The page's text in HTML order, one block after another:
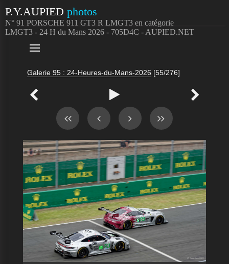
P.Y.AUPIED photos
N° 91 PORSCHE 911 GT3 R LMGT3 en catégorie
LMGT3 - 24 H du Mans 2026 - 705D4C - AUPIED.NET

Galerie 95 : 24-Heures-du-Mans-2026 [55/276]
  